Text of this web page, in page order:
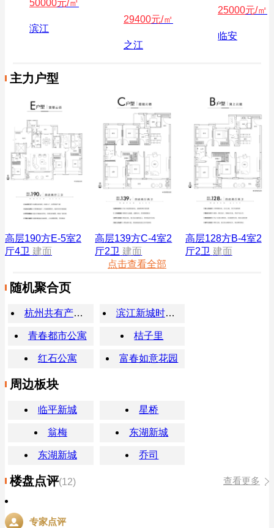
50000元/㎡
滨江
29400元/㎡
之江
25000元/㎡
临安
主力户型
高层190方E-5室2
厅4卫 建面
高层139方C-4室2
厅2卫 建面
高层128方B-4室2
厅2卫 建面
点击查看全部
随机聚合页
杭州共有产权房 滨江新城时代广场
青春都市公寓 桔子里
红石公寓 富春如意花园
周边板块
临平新城 星桥
翁梅 东湖新城
东湖新城 乔司
楼盘点评(12) 查看更多
专家点评